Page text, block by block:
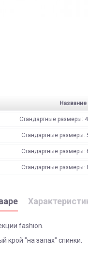
Название
Стандартные размеры:
Стандартные размеры:
Стандартные размеры:
Стандартные размеры:
fashion.
крой "на запах" спинки.